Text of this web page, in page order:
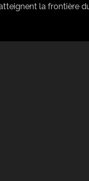
la frontière